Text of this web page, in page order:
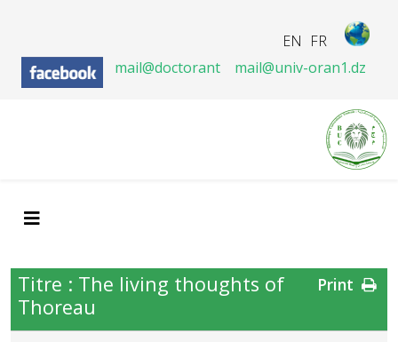
FR
EN
mail@doctorant
mail@univ-oran1.dz
Titre : The living thoughts of
Thoreau